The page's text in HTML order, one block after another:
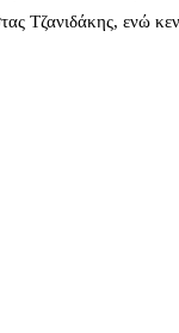
Τζανιδάκης, ενώ